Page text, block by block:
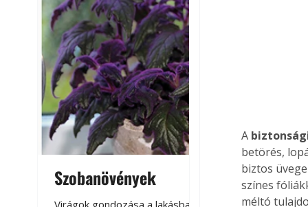
Szobanövények
Virágoskert:
teraszon,
A
betörés,
biztos
színes
méltó